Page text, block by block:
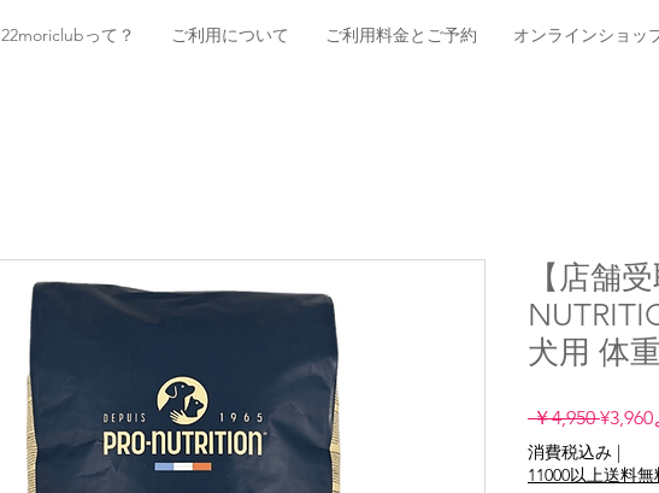
22moriclubって？ ご利用について ご利用料金とご予約 オンラインショッ
【店舗
犬用 体
￥4,950 通
常
価
¥3,960
消費税込み |
11000以上送料